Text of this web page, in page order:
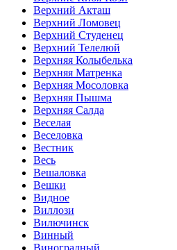
Верхний Акташ
Верхний Ломовец
Верхний Студенец
Верхний Телелюй
Верхняя Колыбелька
Верхняя Матренка
Верхняя Мосоловка
Верхняя Пышма
Верхняя Салда
Веселая
Веселовка
Вестник
Весь
Вешаловка
Вешки
Видное
Виллози
Вилючинск
Винный
Виноградный